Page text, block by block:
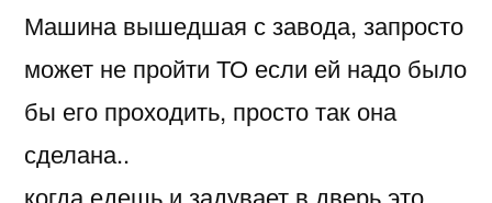
Машина вышедшая с завода, запросто
может не пройти ТО если ей надо было
бы его проходить, просто так она
сделана..
когда едешь и задувает в дверь это